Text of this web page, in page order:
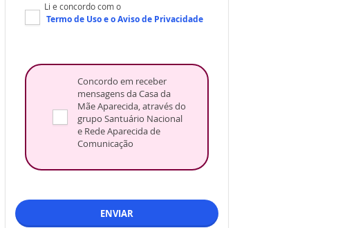
Li e concordo com o
Termo de Usoe oAviso de Privacidade
Concordo em receber
mensagens da Casa da
Mãe Aparecida, através do
grupo Santuário Nacional
e Rede Aparecida de
Comunicação
ENVIAR